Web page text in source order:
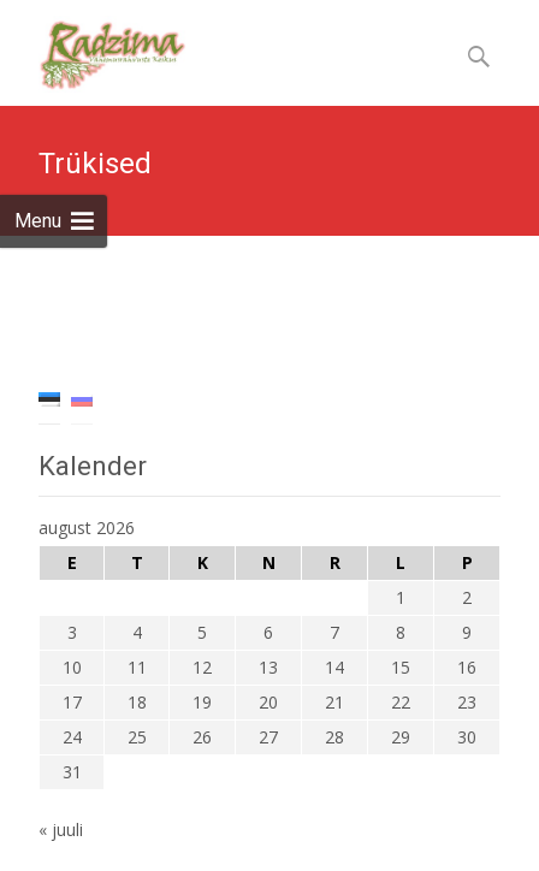
Menu
to
content
Otsi:
Trükised
Kalender
august 2026
E
T K N R L
P
1
2
3
4 5 6 7 8
9
10
11 12 13 14 15
16
17
18 19 20 21 22
23
24
25 26 27 28 29
30
31
« juuli